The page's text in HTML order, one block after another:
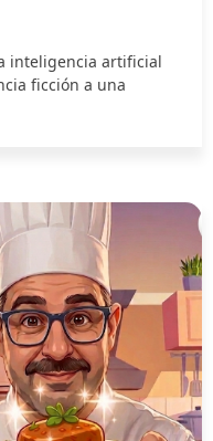
inteligencia artificial
ficción a una